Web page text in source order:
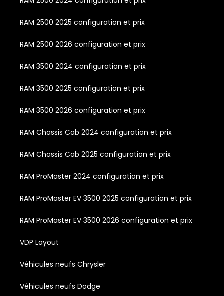
RAM 2500 2025 configuration et prix
RAM 2500 2026 configuration et prix
RAM 3500 2024 configuration et prix
RAM 3500 2025 configuration et prix
RAM 3500 2026 configuration et prix
RAM Chassis Cab 2024 configuration et prix
RAM Chassis Cab 2025 configuration et prix
RAM ProMaster 2024 configuration et prix
RAM ProMaster EV 3500 2025 configuration et prix
RAM ProMaster EV 3500 2026 configuration et prix
VDP Layout
Véhicules neufs Chrysler
Véhicules neufs Dodge